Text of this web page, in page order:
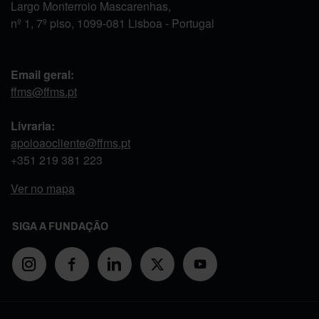
Largo Monterroio Mascarenhas,
nº 1, 7º piso, 1099-081 Lisboa - Portugal
Email geral:
ffms@ffms.pt
Livraria:
apoioaocliente@ffms.pt
+351 219 381 223
Ver no mapa
SIGA A FUNDAÇÃO